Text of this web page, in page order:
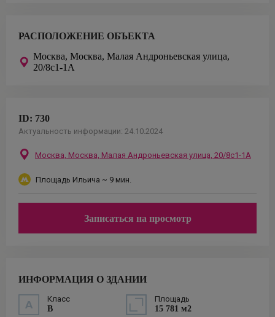
РАСПОЛОЖЕНИЕ ОБЪЕКТА
Москва, Москва, Малая Андроньевская улица,
20/8с1-1А
ID: 730
Актуальность информации: 24.10.2024
Москва, Москва, Малая Андроньевская улица, 20/8с1-1А
Площадь Ильича ~ 9 мин.
Записаться на просмотр
ИНФОРМАЦИЯ О ЗДАНИИ
Класс
B
Площадь
15 781 м2